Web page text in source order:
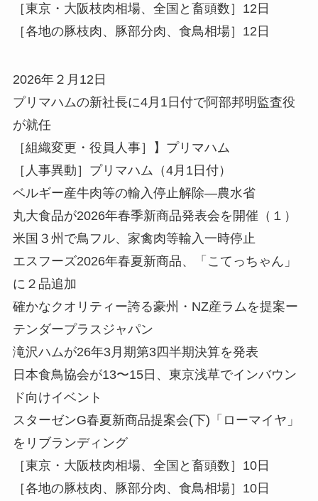
［東京・大阪枝肉相場、全国と畜頭数］12日
［各地の豚枝肉、豚部分肉、食鳥相場］12日
2026年２月12日
プリマハムの新社長に4月1日付で阿部邦明監査役
が就任
［組織変更・役員人事］】プリマハム
［人事異動］プリマハム（4月1日付）
ベルギー産牛肉等の輸入停止解除—農水省
丸大食品が2026年春季新商品発表会を開催（１）
米国３州で鳥フル、家禽肉等輸入一時停止
エスフーズ2026年春夏新商品、「こてっちゃん」
に２品追加
確かなクオリティー誇る豪州・NZ産ラムを提案ー
テンダープラスジャパン
滝沢ハムが26年3月期第3四半期決算を発表
日本食鳥協会が13〜15日、東京浅草でインバウン
ド向けイベント
スターゼンG春夏新商品提案会(下)「ローマイヤ」
をリブランディング
［東京・大阪枝肉相場、全国と畜頭数］10日
［各地の豚枝肉、豚部分肉、食鳥相場］10日